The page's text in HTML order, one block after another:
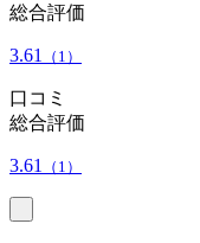
総合評価
3.61 （1）
口コミ
総合評価
3.61 （1）